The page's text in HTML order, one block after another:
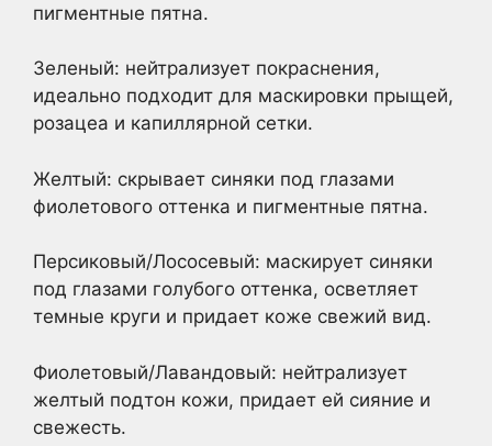
пигментные пятна.
Зеленый: нейтрализует покраснения,
идеально подходит для маскировки прыщей,
розацеа и капиллярной сетки.
Желтый: скрывает синяки под глазами
фиолетового оттенка и пигментные пятна.
Персиковый/Лососевый: маскирует синяки
под глазами голубого оттенка, осветляет
темные круги и придает коже свежий вид.
Фиолетовый/Лавандовый: нейтрализует
желтый подтон кожи, придает ей сияние и
свежесть.